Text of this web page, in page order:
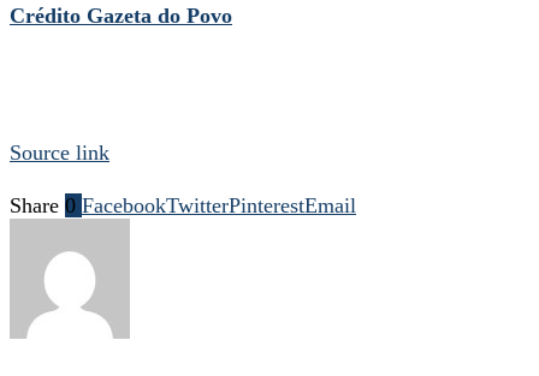
Crédito Gazeta do Povo
Source link
Share 0 FacebookTwitterPinterestEmail